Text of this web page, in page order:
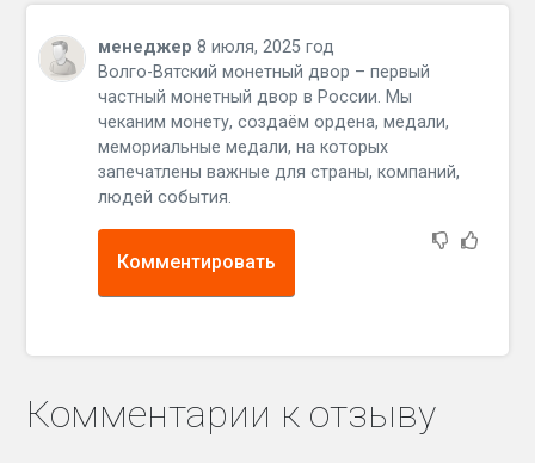
менеджер 8 июля, 2025 год
Волго-Вятский монетный двор – первый
частный монетный двор в России. Мы
чеканим монету, создаём ордена, медали,
мемориальные медали, на которых
запечатлены важные для страны, компаний,
людей события.
Комментировать
Комментарии к отзыву